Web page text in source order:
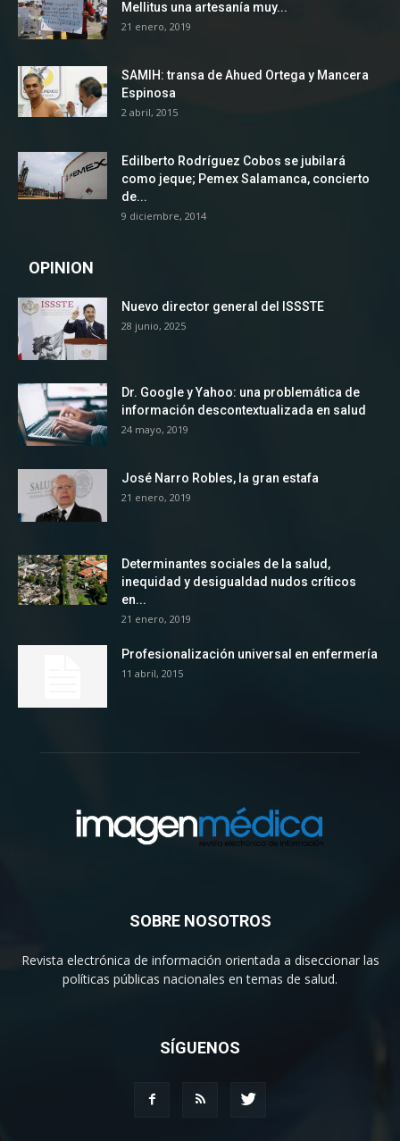
Mellitus una artesanía muy...
21 enero, 2019
SAMIH: transa de Ahued Ortega y Mancera
Espinosa
2 abril, 2015
Edilberto Rodríguez Cobos se jubilará
como jeque; Pemex Salamanca, concierto
de...
9 diciembre, 2014
OPINION
Nuevo director general del ISSSTE
28 junio, 2025
Dr. Google y Yahoo: una problemática de
información descontextualizada en salud
24 mayo, 2019
José Narro Robles, la gran estafa
21 enero, 2019
Determinantes sociales de la salud,
inequidad y desigualdad nudos críticos
en...
21 enero, 2019
Profesionalización universal en enfermería
11 abril, 2015
SOBRE NOSOTROS
Revista electrónica de información orientada a diseccionar las
políticas públicas nacionales en temas de salud.
SÍGUENOS